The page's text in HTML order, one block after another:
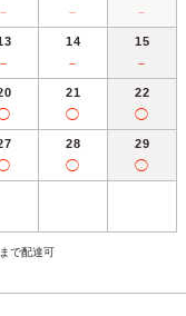
－ － －
－
14
－
15
－
21
◯
22
◯
28
◯
29
◯
で配達可